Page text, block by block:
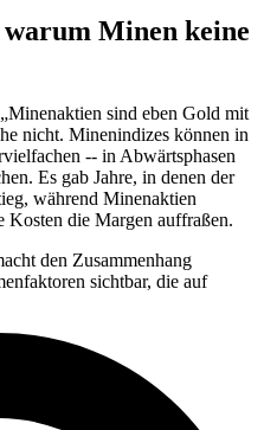
Minen keine
sind eben Gold mit
nicht. Minenindizes können in
-- in Abwärtsphasen
Es gab Jahre, in denen der
während Minenaktien
die Margen auffraßen.
den Zusammenhang
sichtbar, die auf